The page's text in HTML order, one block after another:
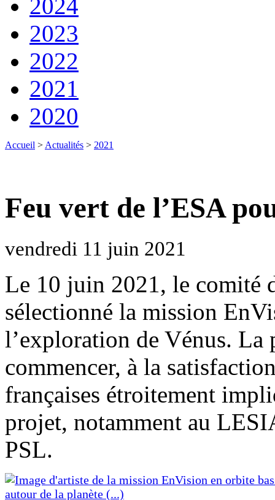
2024
2023
2022
2021
2020
Accueil > Actualités > 2021
Feu vert de l’ESA
vendredi 11 juin 2021
Le 10 juin 2021, le comité
sélectionné la mission
l’exploration de Vénus. La
commencer, à la
françaises étroitement
projet, notamment au
PSL.